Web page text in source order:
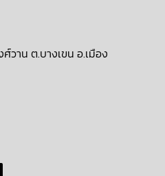
วาน ต.บางเขน อ.เมือง